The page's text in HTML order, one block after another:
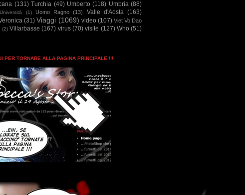
(131) Turchia (49) Umberto (118) Umbria (88)
Università (1) Uomo Ragno (13) Valle d'Aosta (163)
(31) Viaggi (1069) video (107) Viet Vo Dao
(2) Villarbasse (167) virus (70) visite (127) Who (51)
PER TORNARE ALLA PAGINA PRINCIPALE !!!